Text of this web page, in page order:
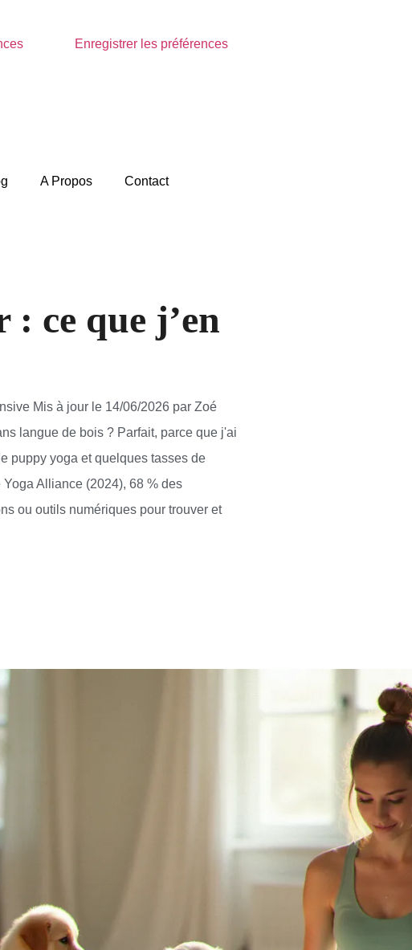
Enregistrer les préférences
A Propos Contact
: ce que j’en
Mis à jour le 14/06/2026 par Zoé
langue de bois ? Parfait, parce que j'ai
puppy yoga et quelques tasses de
Alliance (2024), 68 % des
ou outils numériques pour trouver et